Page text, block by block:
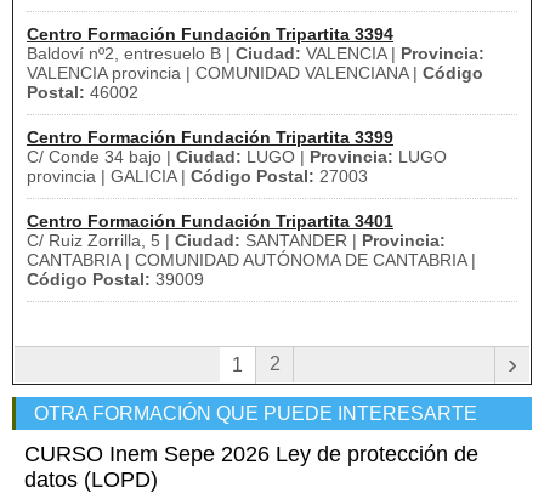
Centro Formación Fundación Tripartita 3394
Baldoví nº2, entresuelo B | Ciudad: VALENCIA | Provincia:
VALENCIA provincia | COMUNIDAD VALENCIANA | Código
Postal: 46002
Centro Formación Fundación Tripartita 3399
C/ Conde 34 bajo | Ciudad: LUGO | Provincia: LUGO
provincia | GALICIA | Código Postal: 27003
Centro Formación Fundación Tripartita 3401
C/ Ruiz Zorrilla, 5 | Ciudad: SANTANDER | Provincia:
CANTABRIA | COMUNIDAD AUTÓNOMA DE CANTABRIA |
Código Postal: 39009
1 2 ›
OTRA FORMACIÓN QUE PUEDE INTERESARTE
CURSO Inem Sepe 2026 Ley de protección de
datos (LOPD)